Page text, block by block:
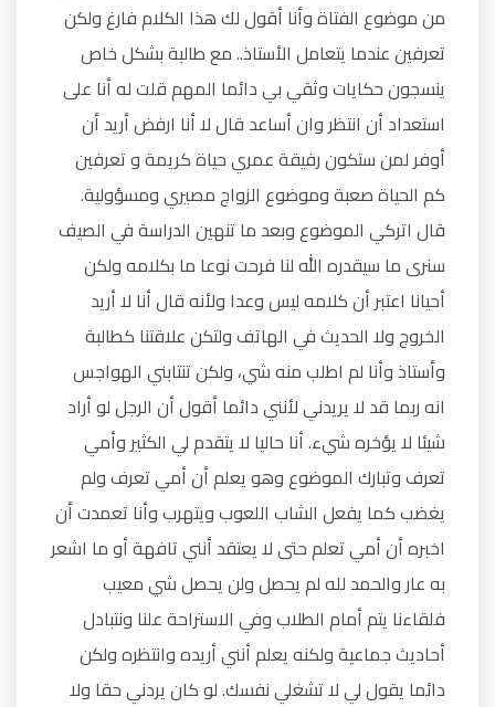
من موضوع الفتاة وأنا أقول لك هذا الكلام فارغ ولكن
تعرفين عندما يتعامل الأستاذ.. مع طالبة بشكل خاص
ينسجون حكايات وثقي بي دائما المهم قلت له أنا على
استعداد أن انتظر وان أساعد قال لا أنا ارفض أريد أن
أوفر لمن ستكون رفيقة عمري حياة كريمة و تعرفين
كم الحياة صعبة وموضوع الزواج مصيري ومسؤولية.
قال اتركي الموضوع وبعد ما تنهين الدراسة في الصيف
سنرى ما سيقدره الله لنا فرحت نوعا ما بكلامه ولكن
أحيانا اعتبر أن كلامه ليس وعدا ولأنه قال أنا لا أريد
الخروج ولا الحديث في الهاتف ولتكن علاقتنا كطالبة
وأستاذ وأنا لم اطلب منه شي، ولكن تنتابني الهواجس
انه ربما قد لا يريدني لأنني دائما أقول أن الرجل لو أراد
شيئا لا يؤخره شيء. أنا حاليا لا يتقدم لي الكثير وأمي
تعرف وتبارك الموضوع وهو يعلم أن أمي تعرف ولم
يغضب كما يفعل الشاب اللعوب ويتهرب وأنا تعمدت أن
اخبره أن أمي تعلم حتى لا يعتقد أنني تافهة أو ما اشعر
به عار والحمد لله لم يحصل ولن يحصل شي معيب
فلقاءنا يتم أمام الطلاب وفي الاستراحة علنا ونتبادل
أحاديث جماعية ولكنه يعلم أنني أريده وانتظره ولكن
دائما يقول لي لا تشغلي نفسك. لو كان يردني حقا ولا